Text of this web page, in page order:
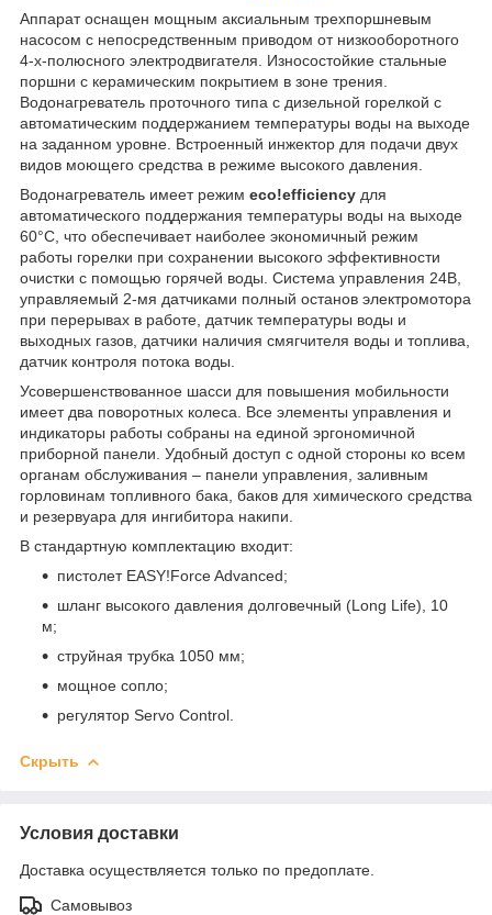
Аппарат оснащен мощным аксиальным трехпоршневым
насосом с непосредственным приводом от низкооборотного
4-х-полюсного электродвигателя. Износостойкие стальные
поршни с керамическим покрытием в зоне трения.
Водонагреватель проточного типа с дизельной горелкой с
автоматическим поддержанием температуры воды на выходе
на заданном уровне. Встроенный инжектор для подачи двух
видов моющего средства в режиме высокого давления.
Водонагреватель имеет режим eco!efficiency для
автоматического поддержания температуры воды на выходе
60°C, что обеспечивает наиболее экономичный режим
работы горелки при сохранении высокого эффективности
очистки с помощью горячей воды. Система управления 24В,
управляемый 2-мя датчиками полный останов электромотора
при перерывах в работе, датчик температуры воды и
выходных газов, датчики наличия смягчителя воды и топлива,
датчик контроля потока воды.
Усовершенствованное шасси для повышения мобильности
имеет два поворотных колеса. Все элементы управления и
индикаторы работы собраны на единой эргономичной
приборной панели. Удобный доступ с одной стороны ко всем
органам обслуживания – панели управления, заливным
горловинам топливного бака, баков для химического средства
и резервуара для ингибитора накипи.
В стандартную комплектацию входит:
пистолет EASY!Force Advanced;
шланг высокого давления долговечный (Long Life), 10
м;
струйная трубка 1050 мм;
мощное сопло;
регулятор Servo Control.
Скрыть
Условия доставки
Доставка осуществляется только по предоплате.
Самовывоз